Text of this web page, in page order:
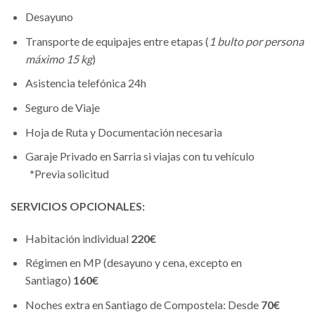
Desayuno
Transporte de equipajes entre etapas ( 1 bulto por persona
máximo 15 kg)
Asistencia telefónica 24h
Seguro de Viaje
Hoja de Ruta y Documentación necesaria
Garaje Privado en Sarria si viajas con tu vehículo
*Previa solicitud
SERVICIOS OPCIONALES:
Habitación individual 220€
Régimen en MP (desayuno y cena, excepto en
Santiago) 160€
Noches extra en Santiago de Compostela: Desde 70€